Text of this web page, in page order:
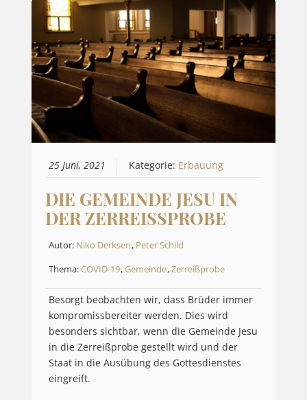
25 Juni, 2021 Kategorie: Erbauung
DIE GEMEINDE JESU IN
DER ZERREISSPROBE
Autor: Niko Derksen, Peter Schild
Thema:COVID-19,Gemeinde,Zerreißprobe
Besorgt beobachten wir, dass Brüder immer
kompromissbereiter werden. Dies wird
besonders sichtbar, wenn die Gemeinde Jesu
in die Zerreißprobe gestellt wird und der
Staat in die Ausübung des Gottesdienstes
eingreift.